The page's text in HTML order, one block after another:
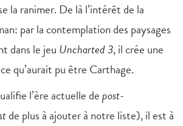
la ranimer. De là l’intérêt de la
par la contemplation des paysages
dans le jeu Uncharted 3, il crée une
qu’aurait pu être Carthage.
l’ère actuelle depost-
de plus à ajouter à notre liste), il est à